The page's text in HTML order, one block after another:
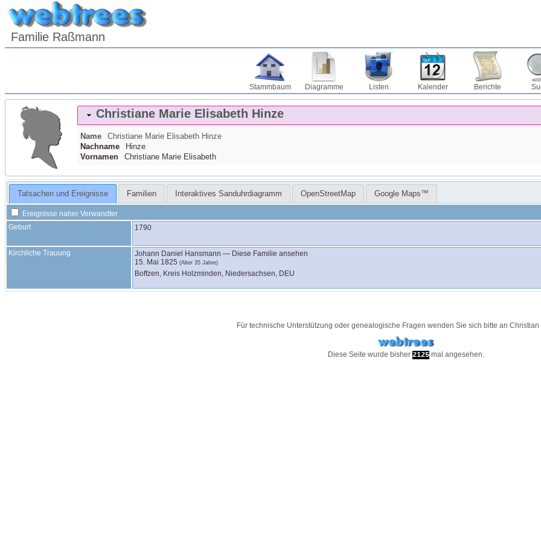
Familie Raßmann
Stammbaum Diagramme Listen Kalender Berichte
Christiane Marie Elisabeth Hinze
Name Christiane Marie Elisabeth Hinze
Nachname
Hinze
Vornamen
Christiane Marie Elisabeth
Tatsachen und Ereignisse Familien Interaktives Sanduhrdiagramm OpenStreetMap Google Maps™
Ereignisse naher Verwandter
Geburt
1790
Kirchliche Trauung Johann Daniel Hansmann — Diese Familie ansehen
15. Mai 1825 (Alter 35 Jahre)
Boffzen, Kreis Holzminden, Niedersachsen, DEU
Für technische Unterstützung oder genealogische Fragen wenden Sie sich bitte an Christian
Diese Seite wurde bisher 2125mal angesehen.